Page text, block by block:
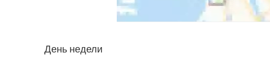
День недели